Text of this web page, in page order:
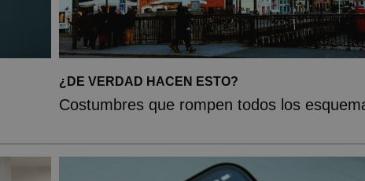
¿DE VERDAD HACEN ESTO?
Costumbres que rompen todos los